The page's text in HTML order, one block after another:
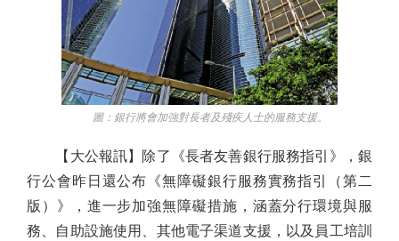
圖：銀行將會加強對長者及殘疾人士的服務支援。
【大公報訊】除了《長者友善銀行服務指引》，銀
行公會昨日還公布《無障礙銀行服務實務指引（第二
版）》，進一步加強無障礙措施，涵蓋分行環境與服
務、自助設施使用、其他電子渠道支援，以及員工培訓